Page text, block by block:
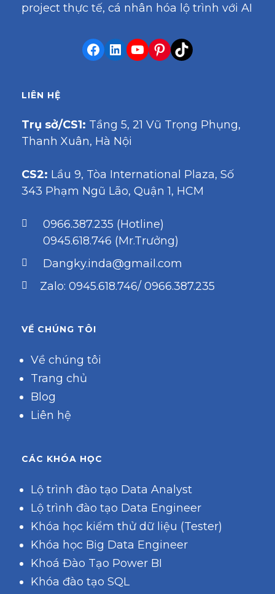
project thực tế, cá nhân hóa lộ trình với AI
LIÊN HỆ
Trụ sở/CS1: Tầng 5, 21 Vũ Trọng Phụng,
Thanh Xuân, Hà Nội
CS2: Lầu 9, Tòa International Plaza, Số
343 Phạm Ngũ Lão, Quận 1, HCM
0966.387.235 (Hotline)
0945.618.746 (Mr.Trưởng)
Dangky.inda@gmail.com
Zalo: 0945.618.746/ 0966.387.235
VỀ CHÚNG TÔI
Về chúng tôi
Trang chủ
Blog
Liên hệ
CÁC KHÓA HỌC
Lộ trình đào tạo Data Analyst
Lộ trình đào tạo Data Engineer
Khóa học kiểm thử dữ liệu (Tester)
Khóa học Big Data Engineer
Khoá Đào Tạo Power BI
Khóa đào tạo SQL